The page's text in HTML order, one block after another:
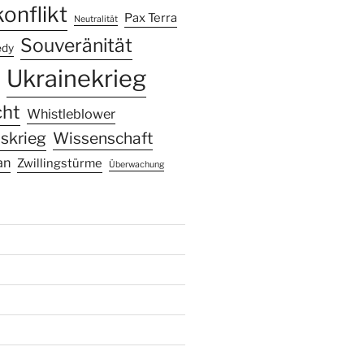
Neutralität Pax Terra
Souveränität
Ukrainekrieg
Whistleblower
Wissenschaft
Zwillingstürme Überwachung